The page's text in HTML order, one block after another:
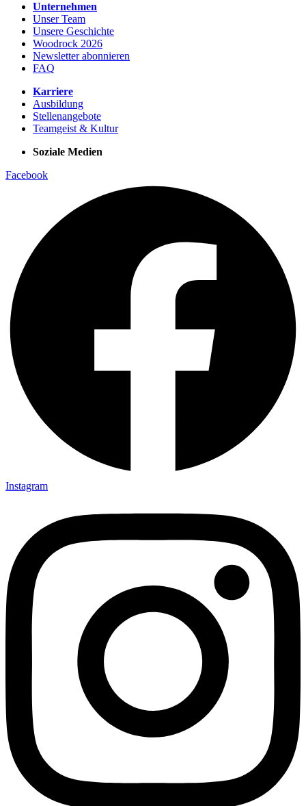
Unternehmen
Unser Team
Unsere Geschichte
Woodrock 2026
Newsletter abonnieren
FAQ
Karriere
Ausbildung
Stellenangebote
Teamgeist & Kultur
Soziale Medien
Facebook
Instagram